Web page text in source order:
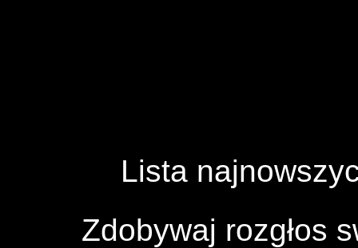
Lista
Zdobywaj rozgłos